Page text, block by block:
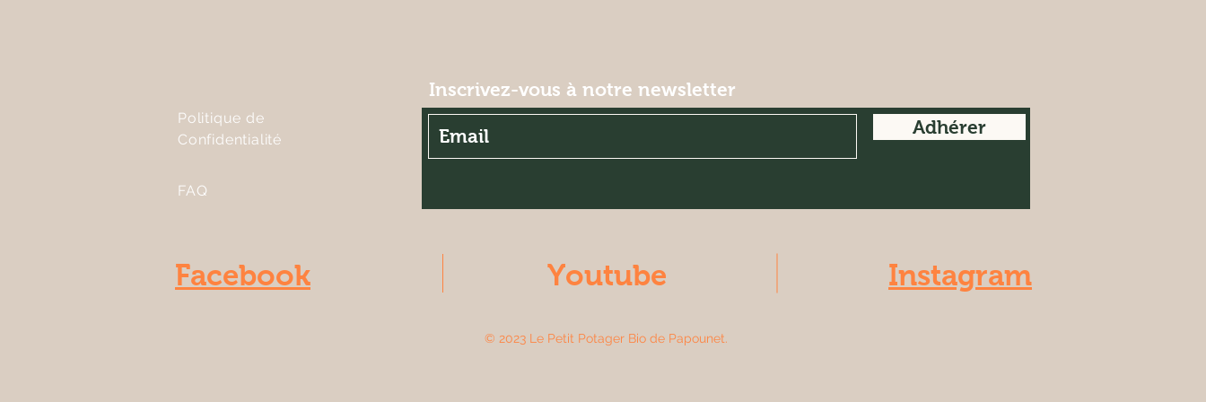
Inscrivez-vous à notre newsletter
Politique de
Confidentialité
FAQ
Adhérer
Facebook Youtube Instagram
© 2023 Le Petit Potager Bio de Papounet.